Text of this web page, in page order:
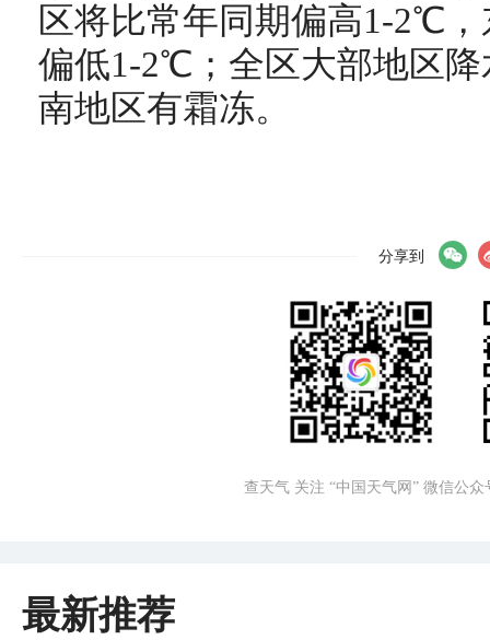
区将比常年同期偏高1-2℃
偏低1-2℃；全区大部地区
南地区有霜冻。
分享到
查天气 关注 “中国天气网” 微信公众
最新推荐